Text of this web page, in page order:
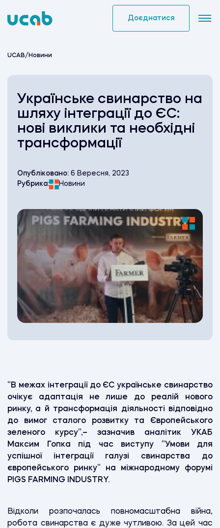
to
Доєднатися
UCAB/ Новини
Українське свинарство на
шляху інтеграції до ЄС:
нові виклики та необхідні
трансформації
Опубліковано: 6 Вересня, 2023
Рубрика:
Новини
“В межах інтеграції до ЄС українське свинарство
очікує адаптація не лише до реалій нового
ринку, а й трансформація діяльності відповідно
до вимог сталого розвитку та Європейського
зеленого курсу”,– зазначив аналітик УКАБ
Максим Гопка під час виступу “Умови для
успішної інтеграції галузі свинарства до
європейського ринку” на міжнародному форумі
PIGS FARMING INDUSTRY.
Відколи розпочалась повномасштабна війна,
робота свинарства є дуже чутливою. За цей час